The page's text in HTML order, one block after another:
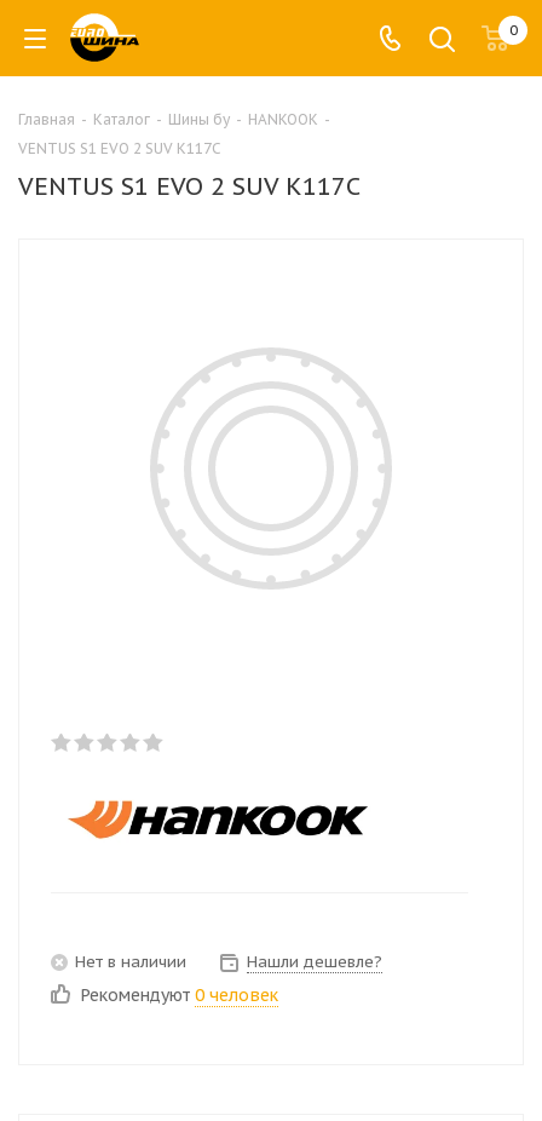
0
Главная - Каталог - Шины бу - HANKOOK -
VENTUS S1 EVO 2 SUV K117C
VENTUS S1 EVO 2 SUV K117C
Нет в наличии Нашли дешевле?
Рекомендуют 0 человек